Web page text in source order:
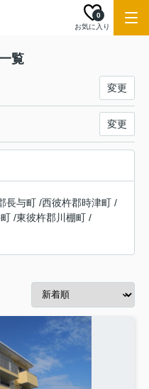
お気に入り
0
覧
変更
変更
長与町 /西彼杵郡時津町 /
/東彼杵郡川棚町 /